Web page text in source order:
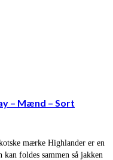
– Mænd – Sort
mærke Highlander er en
foldes sammen så jakken